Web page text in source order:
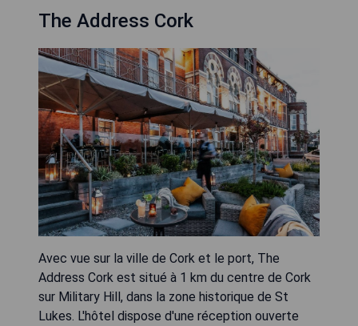
The Address Cork
Avec vue sur la ville de Cork et le port, The
Address Cork est situé à 1 km du centre de Cork
sur Military Hill, dans la zone historique de St
Lukes. L'hôtel dispose d'une réception ouverte